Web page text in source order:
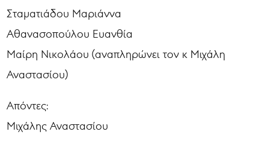
Σταματιάδου Μαριάννα
Αθανασοπούλου Ευανθία
Μαίρη Νικολάου (αναπληρώνει τον κ Μιχάλη
Αναστασίου)
Απόντες:
Μιχάλης Αναστασίου